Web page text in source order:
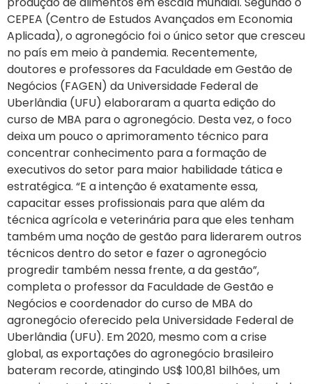
CEPEA (Centro de Estudos Avançados em Economia
Aplicada), o agronegócio foi o único setor que cresceu
no país em meio à pandemia. Recentemente,
doutores e professores da Faculdade em Gestão de
Negócios (FAGEN) da Universidade Federal de
Uberlândia (UFU) elaboraram a quarta edição do
curso de MBA para o agronegócio. Desta vez, o foco
deixa um pouco o aprimoramento técnico para
concentrar conhecimento para a formação de
executivos do setor para maior habilidade tática e
estratégica. “E a intenção é exatamente essa,
capacitar esses profissionais para que além da
técnica agrícola e veterinária para que eles tenham
também uma noção de gestão para liderarem outros
técnicos dentro do setor e fazer o agronegócio
progredir também nessa frente, a da gestão”,
completa o professor da Faculdade de Gestão e
Negócios e coordenador do curso de MBA do
agronegócio oferecido pela Universidade Federal de
Uberlândia (UFU). Em 2020, mesmo com a crise
global, as exportações do agronegócio brasileiro
bateram recorde, atingindo US$ 100,81 bilhões, um